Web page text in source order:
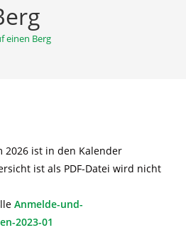
einen Berg
2026 ist in den Kalender
ist als PDF-Datei wird nicht
Anmelde-und-
2023-01